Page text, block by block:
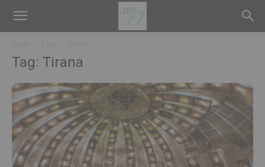
Tag: Tirana